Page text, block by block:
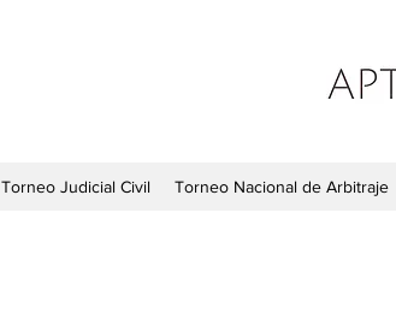
Torneo Judicial Civil Torneo Nacional de Arbitraje